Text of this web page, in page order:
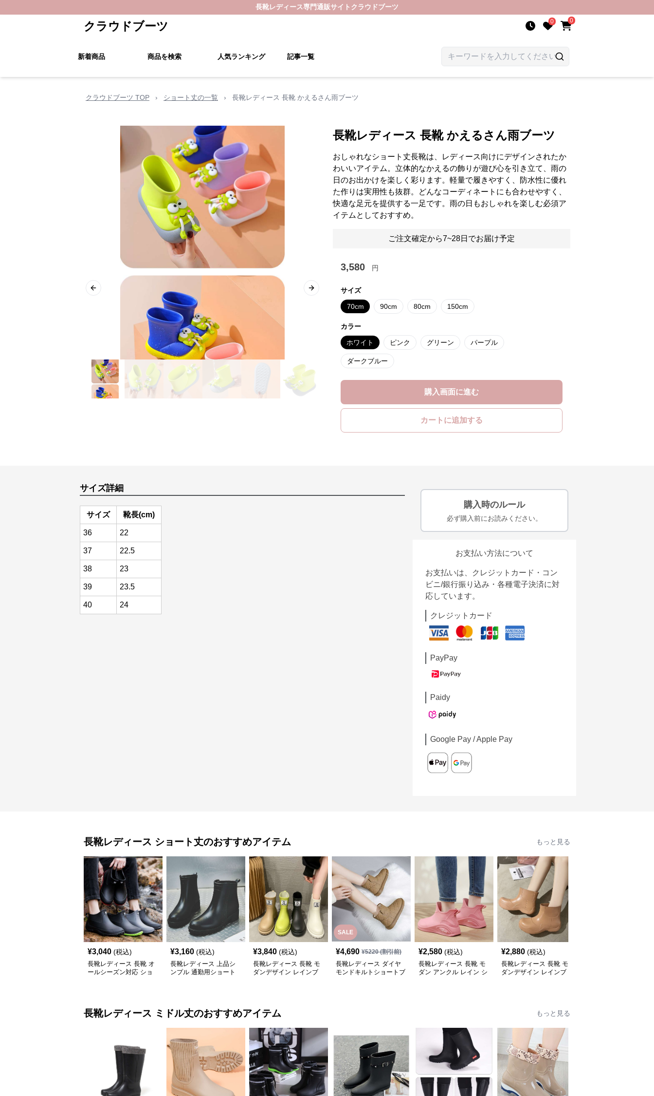
長靴レディース専門通販サイト クラウドブーツ
クラウドブーツ 0 0
新着商品 商品を検索 人気ランキング 記事一覧
クラウドブーツ TOP › ショート丈の一覧 › 長靴レディース 長靴 かえるさん雨ブーツ
Previous slide Next slide
長靴レディース 長靴 かえるさん雨ブーツ
おしゃれなショート丈長靴は、レディース向けにデザインされたか
わいいアイテム。立体的なかえるの飾りが遊び心を引き立て、雨の
日のお出かけを楽しく彩ります。軽量で履きやすく、防水性に優れ
た作りは実用性も抜群。どんなコーディネートにも合わせやすく、
快適な足元を提供する一足です。雨の日もおしゃれを楽しむ必須ア
イテムとしておすすめ。
ご注文確定から7~28日でお届け予定
3,580 円
サイズ
70cm 90cm 80cm 150cm
カラー
ホワイト ピンク グリーン パープル
ダークブルー
購入画面に進む
カートに追加する
サイズ詳細
サイズ 靴長(cm)
36 22
37 22.5
38 23
39 23.5
40 24
購入時のルール
必ず購入前にお読みください。
お支払い方法について
お支払いは、クレジットカード・コン
ビニ/銀行振り込み・各種電子決済に対
応しています。
クレジットカード
PayPay
Paidy
Google Pay / Apple Pay
長靴レディース ショート丈のおすすめアイテム もっと見る
¥3,040 (税込)
長靴レディース 長靴 オ
ールシーズン対応 ショ
¥3,160 (税込)
長靴レディース 上品シ
ンプル 通勤用ショート
¥3,840 (税込)
長靴レディース 長靴 モ
ダンデザイン レインブ
SALE
¥4,690 ¥5220(割引前)
長靴レディース ダイヤ
モンドキルトショートブ
¥2,580 (税込)
長靴レディース 長靴 モ
ダン アンクル レイン シ
¥2,880 (税込)
長靴レディース 長靴 モ
ダンデザイン レインブ
長靴レディース ミドル丈のおすすめアイテム もっと見る